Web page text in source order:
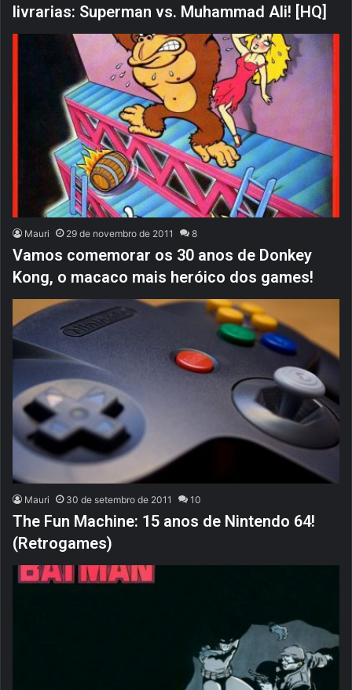
livrarias: Superman vs. Muhammad Ali! [HQ]
Mauri 29 de novembro de 2011 8
Vamos comemorar os 30 anos de Donkey
Kong, o macaco mais heróico dos games!
Mauri 30 de setembro de 2011 10
The Fun Machine: 15 anos de Nintendo 64!
(Retrogames)